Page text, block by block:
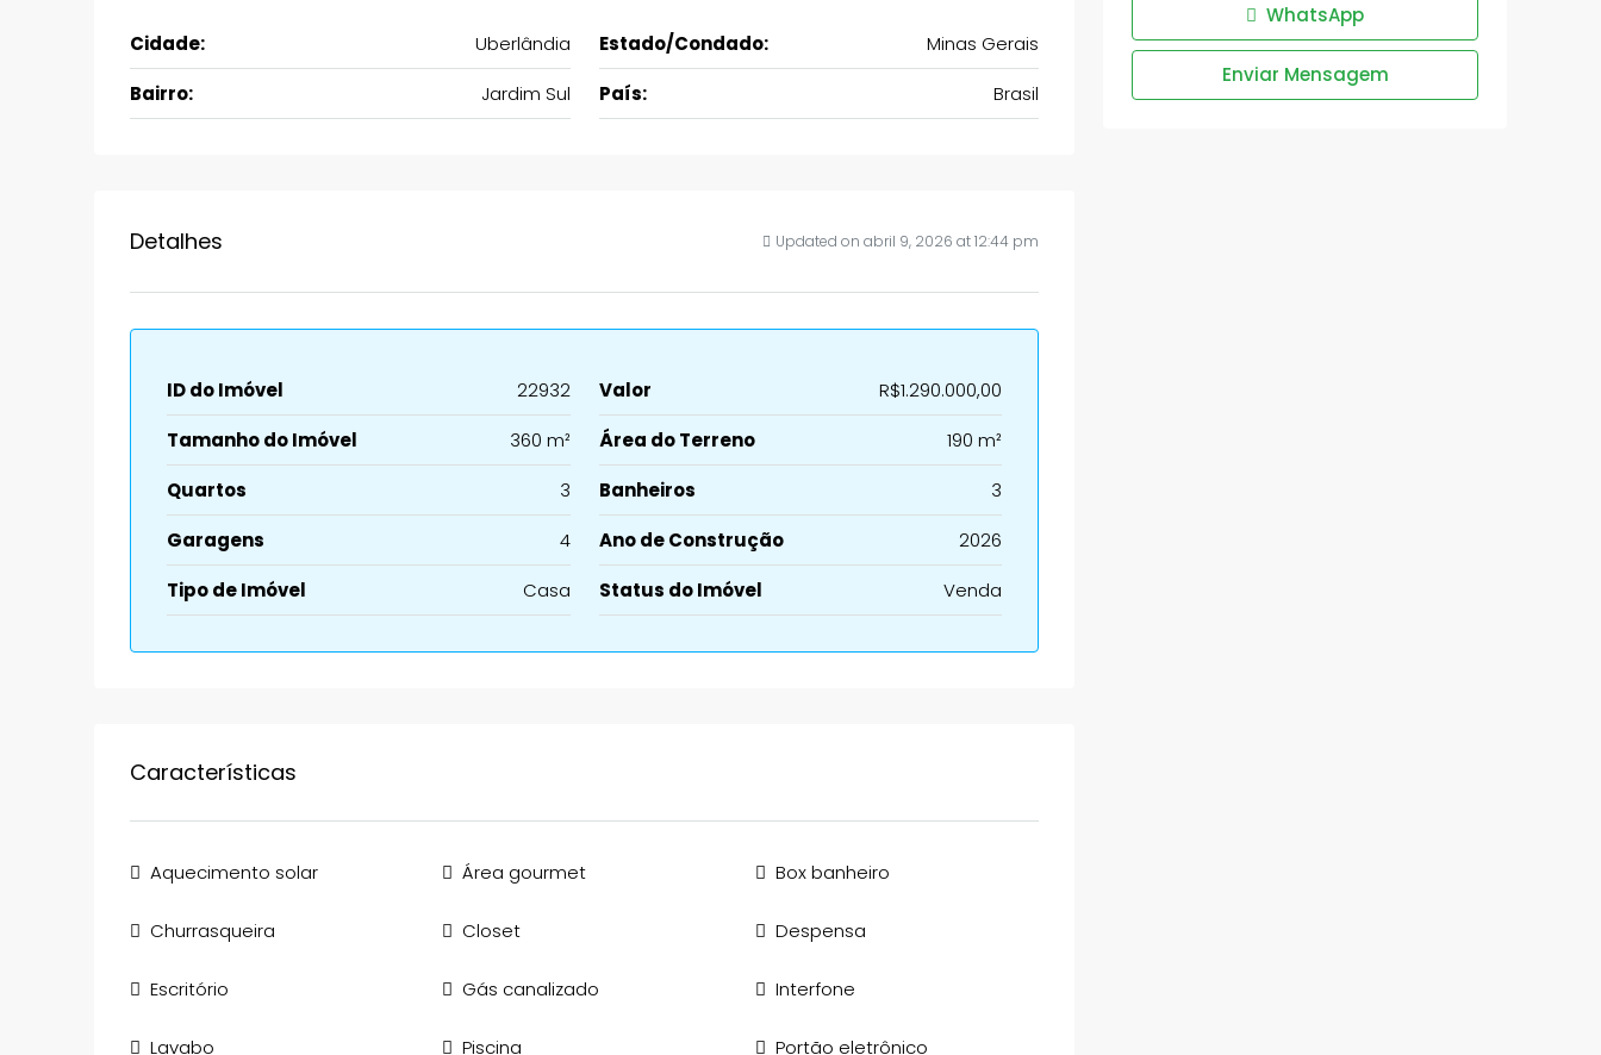
Cidade: Uberlândia Estado/Condado:
Minas Gerais
Bairro:
Jardim Sul País: Brasil
Detalhes Updated on abril 9, 2026 at 12:44 pm
ID do Imóvel 22932 Valor
R$1.290.000,00
Tamanho do Imóvel
360 m² Área do Terreno
190 m²
Quartos
3 Banheiros
3
Garagens
4 Ano de Construção
2026
Tipo de Imóvel
Casa Status do Imóvel Venda
Características
Aquecimento solar Área gourmet Box banheiro
Churrasqueira Closet Despensa
Escritório Gás canalizado Interfone
Lavabo Piscina Portão eletrônico
WhatsApp
Enviar Mensagem